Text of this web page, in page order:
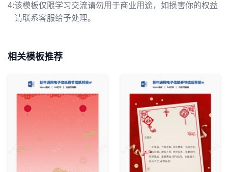
4:该模板仅限学习交流请勿用于商业用途，如损害你的权益
请联系客服给予处理。
相关模板推荐